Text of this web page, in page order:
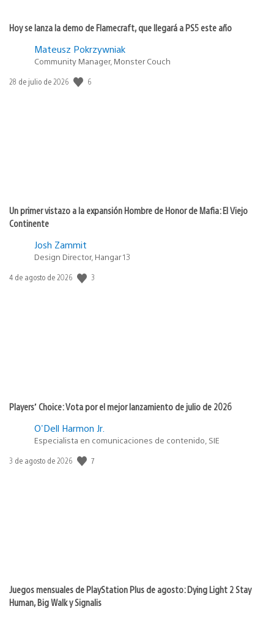
Hoy se lanza la demo de Flamecraft, que llegará a PS5 este año
Mateusz Pokrzywniak
Community Manager, Monster Couch
Fecha
28 de julio de 2026 6
Un primer vistazo a la expansión Hombre de Honor de Mafia: El Viejo
Continente
Josh Zammit
Design Director, Hangar 13
Fecha
4 de agosto de 2026 3
Players’ Choice: Vota por el mejor lanzamiento de julio de 2026
O'Dell Harmon Jr.
Especialista en comunicaciones de contenido, SIE
Fecha
3 de agosto de 2026 7
Juegos mensuales de PlayStation Plus de agosto: Dying Light 2 Stay
Human, Big Walk y Signalis